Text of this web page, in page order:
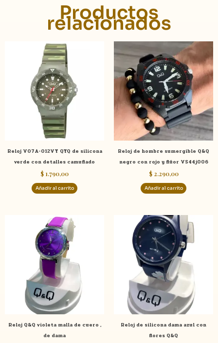
Productos
relacionados
Reloj V07A-012VY QYQ de silicona
verde con detalles camuflado
$ 1.790,00
Añadir al carrito
Reloj de hombre sumergible Q&Q
negro con rojo y flúor VS44j006
$2.290,00
Añadir al carrito
Reloj Q&Q violeta malla de cuero ,
de dama
Reloj de silicona dama azul con
flores Q&Q